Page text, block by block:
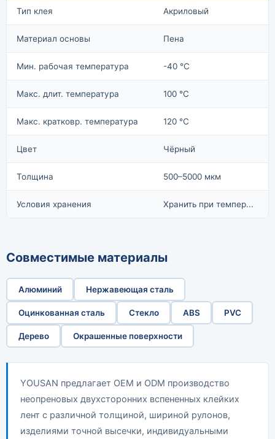
Тип клея Акриловый
Материал основы Пена
Мин. рабочая температура -40 °C
Макс. длит. температура 100 °C
Макс. кратковр. температура 120 °C
Цвет Чёрный
Толщина 500–5000 мкм
Условия хранения Хранить при темпер...
Совместимые материалы
Алюминий Нержавеющая сталь
Оцинкованная сталь Стекло ABS PVC
Дерево Окрашенные поверхности
YOUSAN предлагает OEM и ODM производство
неопреновых двухсторонних вспененных клейких
лент с различной толщиной, шириной рулонов,
изделиями точной высечки, индивидуальными